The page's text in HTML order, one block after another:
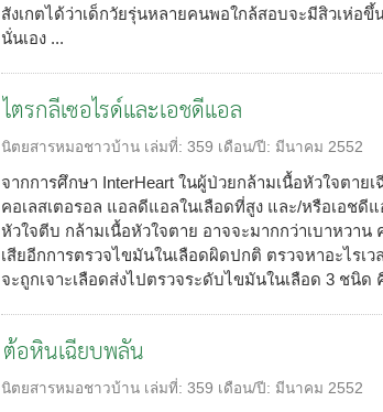
สังเกตได้ว่าเด็กวัยรุ่นหลายคนพอใกล้สอบจะมีสิวเห่อขึ้
นั่นเอง ...
ไตรกลีเซอไรด์และเอชดีแอล
นิตยสารหมอชาวบ้าน เล่มที่: 359 เดือน/ปี: มีนาคม 2552
จากการศึกษา InterHeart ในผู้ป่วยกล้ามเนื้อหัวใจตาย
คอเลสเตอรอล แอลดีแอลในเลือดที่สูง และ/หรือเอชดี
หัวใจตีบ กล้ามเนื้อหัวใจตาย อาจจะมากกว่าเบาหวา
เสียอีกการตรวจไขมันในเลือดผิดปกติ ตรวจหาอะไรเ
จะถูกเจาะเลือดส่งไปตรวจระดับไขมันในเลือด 3 ชนิด
ต้อหินเฉียบพลัน
นิตยสารหมอชาวบ้าน เล่มที่: 359 เดือน/ปี: มีนาคม 2552